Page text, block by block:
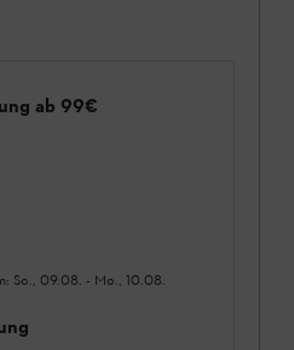
ab 99€
So., 09.08. - Mo., 10.08.